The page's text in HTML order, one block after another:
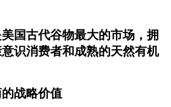
国古代谷物最大的市场，拥
识消费者和成熟的天然有机
战略价值